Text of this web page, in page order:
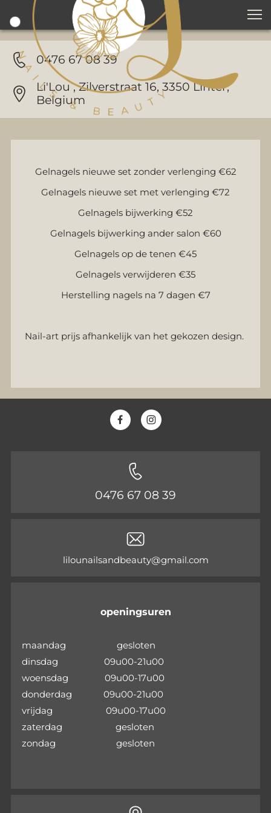
0476 67 08 39
Li'Lou , Zilverstraat 16, 3350 Linter,
Belgium
Gelnagels nieuwe set zonder verlenging €62
Gelnagels nieuwe set met verlenging €72
Gelnagels bijwerking €52
Gelnagels bijwerking ander salon €60
Gelnagels op de tenen €45
Gelnagels verwijderen €35
Herstelling nagels na 7 dagen €7
Nail-art prijs afhankelijk van het gekozen design.
0476 67 08 39
lilounailsandbeauty@gmail.com
openingsuren
maandag gesloten
dinsdag 09u00-21u00
woensdag 09u00-17u00
donderdag 09u00-21u00
vrijdag 09u00-17u00
zaterdag gesloten
zondag gesloten